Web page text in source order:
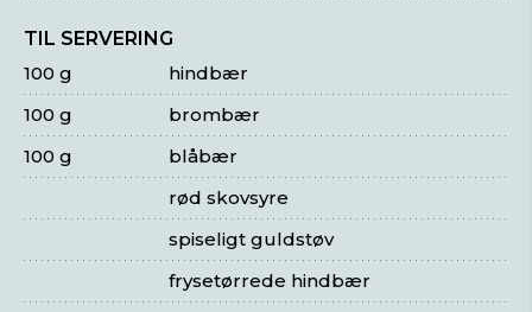
TIL SERVERING
hindbær
100 g
brombær
100 g
blåbær
100 g
rød skovsyre
spiseligt guldstøv
frysetørrede hindbær